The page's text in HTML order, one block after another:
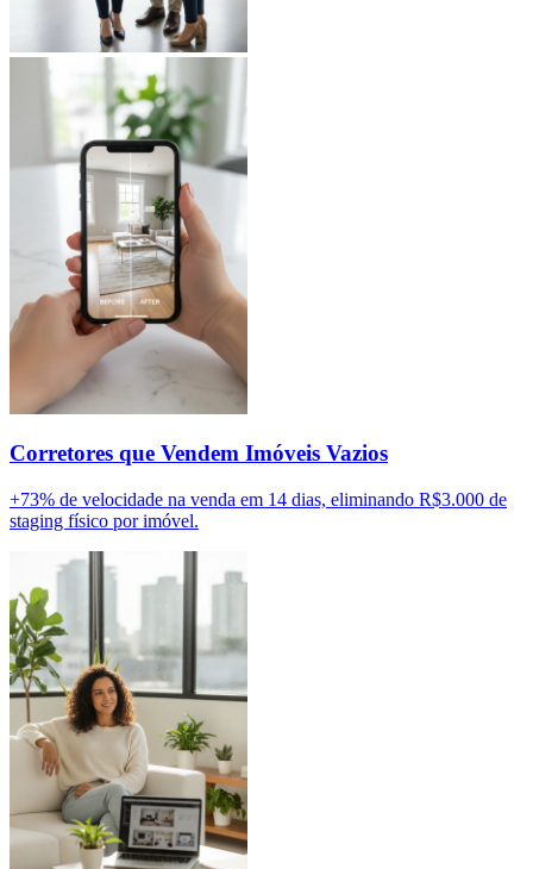
Corretores que Vendem Imóveis Vazios
+73% de velocidade na venda em 14 dias, eliminando R$3.000 de
staging físico por imóvel.